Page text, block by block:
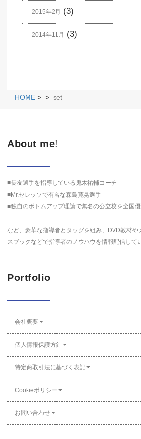
2015年2月 (3)
2014年11月 (3)
HOME > > set
About me!
■長友選手を指導している鬼木祐輔コーチ
■Mr.セレッソで有名な森島寛晃選手
■独自のボトムアップ理論で無名の公立校を全国
など、豪華な指導者とタッグを組み、DVD教材や
スブックなどで指導者のノウハウを情報配信して
Portfolio
会社概要
個人情報保護方針
特定商取引法に基づく表記
Cookieポリシー
お問い合わせ